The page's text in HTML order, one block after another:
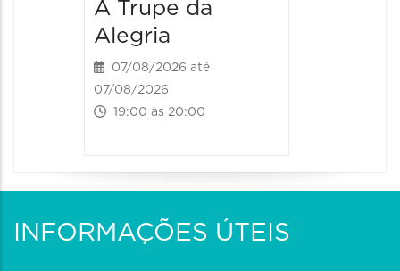
A Trupe da
Alegria
07/08/2026 até
07/08/2026
19:00 às 20:00
INFORMAÇÕES ÚTEIS